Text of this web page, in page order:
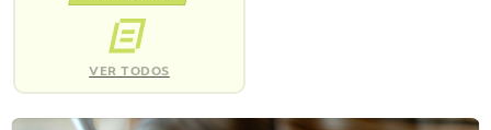
VER TODOS